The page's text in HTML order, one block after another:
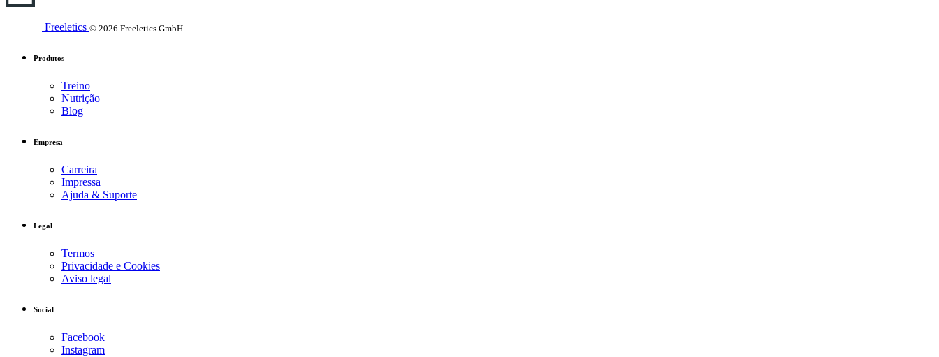
Freeletics © 2026 Freeletics GmbH
Produtos
Treino
Nutrição
Blog
Empresa
Carreira
Impressa
Ajuda & Suporte
Legal
Termos
Privacidade e Cookies
Aviso legal
Social
Facebook
Instagram